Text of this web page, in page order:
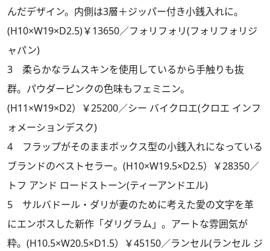
んだデザイン。内側は3層＋ジッパー付き小銭入れに。
(H10×W19×D2.5)￥13650／フォリフォリ(フォリフォリジ
ャパン)
3 柔らかなラムスキンを使用しているから手触りも抜
群。パウダーピンクの色味もフェミニン。
(H11×W19×D2）￥25200／シー バイクロエ(クロエ インフ
ォメーションデスク)
4 フラップがそのままボックス型の小銭入れになっている
ブランドのベストセラー。(H10×W19.5×D2.5）￥28350／
トフ アンド ロードストーン(ティーアンドエル)
5 サルバドール・ダリが妻のために考えた愛の文字を革
にエンボスした新作「ダリグラム」。アートな雰囲気が
粋。(H10.5×W20.5×D1.5）￥45150／ランセル(ランセル ジ